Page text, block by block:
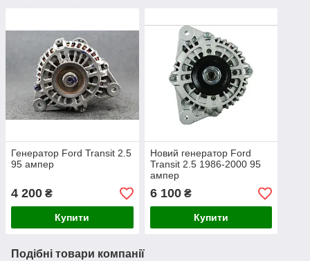
Генератор Ford Transit 2.5
95 ампер
4 200 ₴
Купити
Новий генератор Ford
Transit 2.5 1986-2000 95
ампер
6 100₴
Купити
Подібні товари компанії